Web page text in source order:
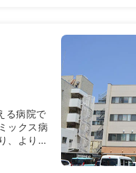
万円
る病院で
ックス病
、より働